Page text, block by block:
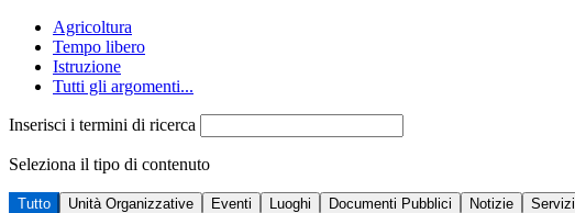
Agricoltura
Tempo libero
Istruzione
Tutti gli argomenti...
Inserisci i termini di ricerca
Seleziona il tipo di contenuto
Tutto Unità Organizzative Eventi Luoghi Documenti Pubblici Notizie Servizi